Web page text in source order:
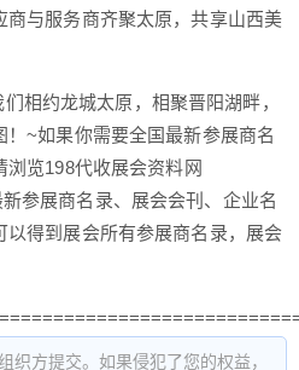
与服务商齐聚太原，共享山西美
相约龙城太原，相聚晋阳湖畔，
~如果你需要全国最新参展商名
浏览198代收展会资料网
新参展商名录、展会会刊、企业名
以得到展会所有参展商名录，展会
织方提交。如果侵犯了您的权益，